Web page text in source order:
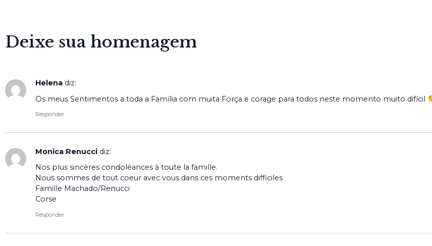
Deixe sua homenagem
Helena diz:
Os meus Sentimentos a toda a Família com muita Força e corage para todos neste momento muito difícil
Responder
Monica Renucci diz:
Nos plus sincères condoléances à toute la famille.
Nous sommes de tout coeur avec vous dans ces moments difficiles
Famille Machado/Renucci
Corse
Responder